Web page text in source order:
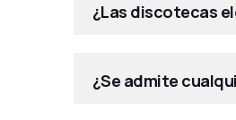
¿Las discotecas
¿Se admite